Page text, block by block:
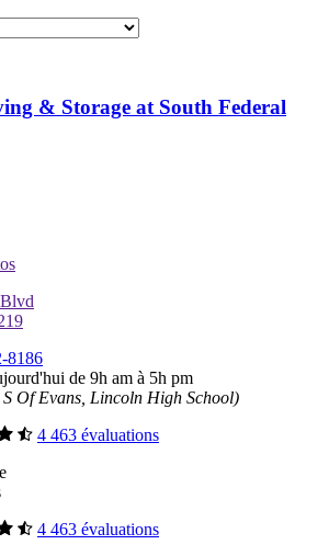
& Storage at South Federal
8186
de 9h am à 5h pm
Of Evans, Lincoln High School)
4 463 évaluations
4 463 évaluations